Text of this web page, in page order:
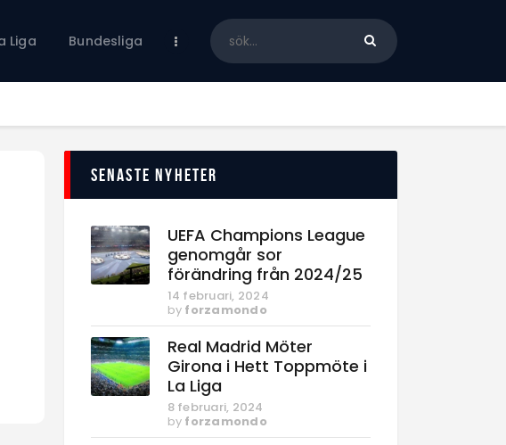
Liga Bundesliga
Senaste nyheter
UEFA Champions League
genomgår sor
förändring från 2024/25
14 februari, 2024
by forzamondo
Real Madrid Möter
Girona i Hett Toppmöte i
La Liga
8 februari, 2024
by forzamondo